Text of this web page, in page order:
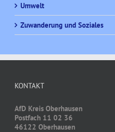
Umwelt
Zuwanderung und Soziales
KONTAKT
AfD Kreis Oberhausen
Postfach 11 02 36
46122 Oberhausen